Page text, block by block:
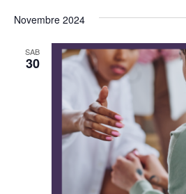
la
Novembre 2024
SAB
30